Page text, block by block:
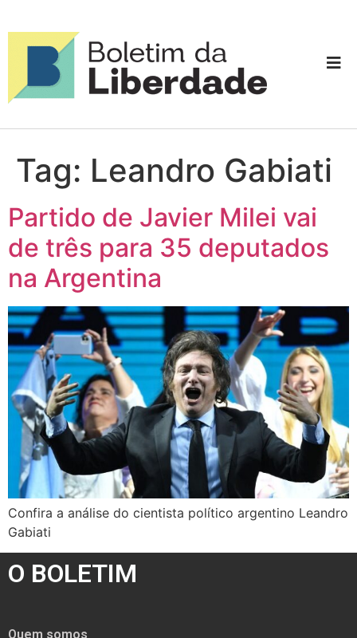
Tag: Leandro Gabiati
Partido de Javier Milei vai
de três para 35 deputados
na Argentina
Confira a análise do cientista político argentino Leandro
Gabiati
O BOLETIM
Quem somos